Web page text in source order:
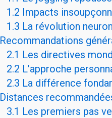
1.2 Impacts
1.3 La révolution
Recommandations
2.1 Les directives
2.2 L’approche
2.3 La différence
Distances
3.1 Les premiers pas